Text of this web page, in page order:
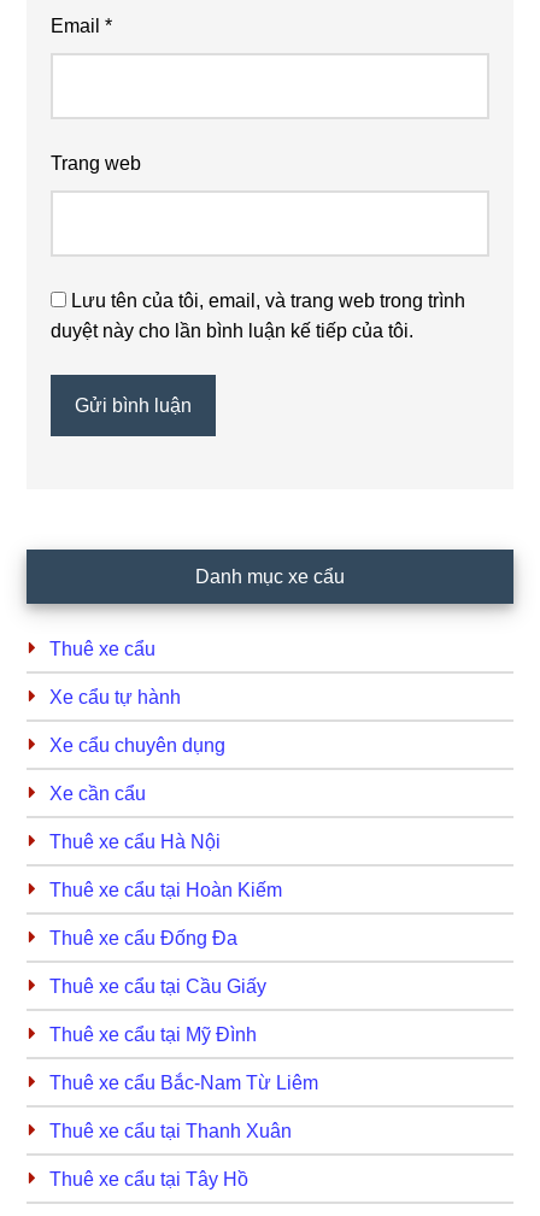
Email*
Trang web
Lưu tên của tôi, email, và trang web trong trình
duyệt này cho lần bình luận kế tiếp của tôi.
Sidebar
Danh mục xe cẩu
Thuê xe cẩu
Xe cẩu tự hành
Xe cẩu chuyên dụng
Xe cần cẩu
Thuê xe cẩu Hà Nội
Thuê xe cẩu tại Hoàn Kiếm
Thuê xe cẩu Đống Đa
Thuê xe cẩu tại Cầu Giấy
Thuê xe cẩu tại Mỹ Đình
Thuê xe cẩu Bắc-Nam Từ Liêm
Thuê xe cẩu tại Thanh Xuân
Thuê xe cẩu tại Tây Hồ